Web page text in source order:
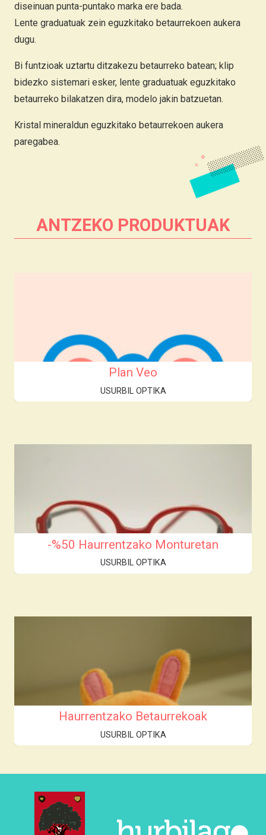
diseinuan punta-puntako marka ere bada.
Lente graduatuak zein eguzkitako betaurrekoen aukera
dugu.
Bi funtzioak uztartu ditzakezu betaurreko batean; klip
bidezko sistemari esker, lente graduatuak eguzkitako
betaurreko bilakatzen dira, modelo jakin batzuetan.
Kristal mineraldun eguzkitako betaurrekoen aukera
paregabea.
ANTZEKO PRODUKTUAK
Plan Veo
USURBIL OPTIKA
-%50 Haurrentzako Monturetan
USURBIL OPTIKA
Haurrentzako Betaurrekoak
USURBIL OPTIKA